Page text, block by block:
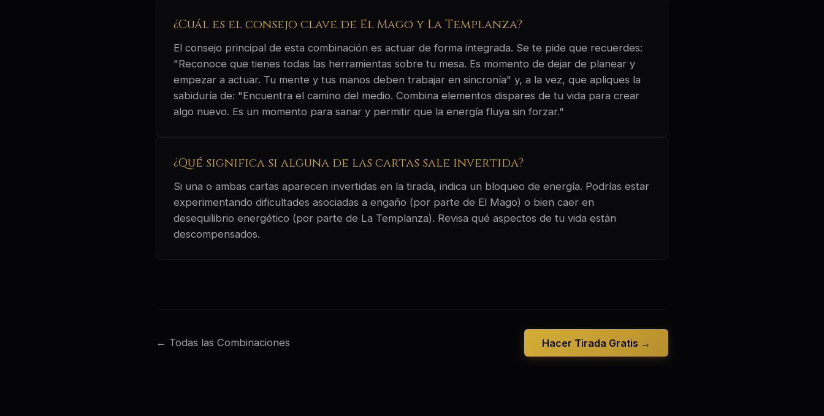
¿Cuál es el consejo clave de El Mago y La Templanza?
El consejo principal de esta combinación es actuar de forma integrada. Se te pide que recuerdes:
"Reconoce que tienes todas las herramientas sobre tu mesa. Es momento de dejar de planear y
empezar a actuar. Tu mente y tus manos deben trabajar en sincronía" y, a la vez, que apliques la
sabiduría de: "Encuentra el camino del medio. Combina elementos dispares de tu vida para crear
algo nuevo. Es un momento para sanar y permitir que la energía fluya sin forzar."
¿Qué significa si alguna de las cartas sale invertida?
Si una o ambas cartas aparecen invertidas en la tirada, indica un bloqueo de energía. Podrías estar
experimentando dificultades asociadas a engaño (por parte de El Mago) o bien caer en
desequilibrio energético (por parte de La Templanza). Revisa qué aspectos de tu vida están
descompensados.
← Todas las Combinaciones Hacer Tirada Gratis →